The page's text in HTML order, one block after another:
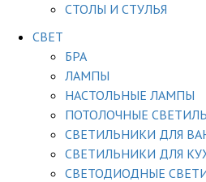
СТОЛЫ И СТУЛЬЯ
СВЕТ
БРА
ЛАМПЫ
НАСТОЛЬНЫЕ ЛАМПЫ
ПОТОЛОЧНЫЕ
СВЕТИЛЬНИКИ ДЛЯ
СВЕТИЛЬНИКИ ДЛЯ
СВЕТОДИОДНЫЕ